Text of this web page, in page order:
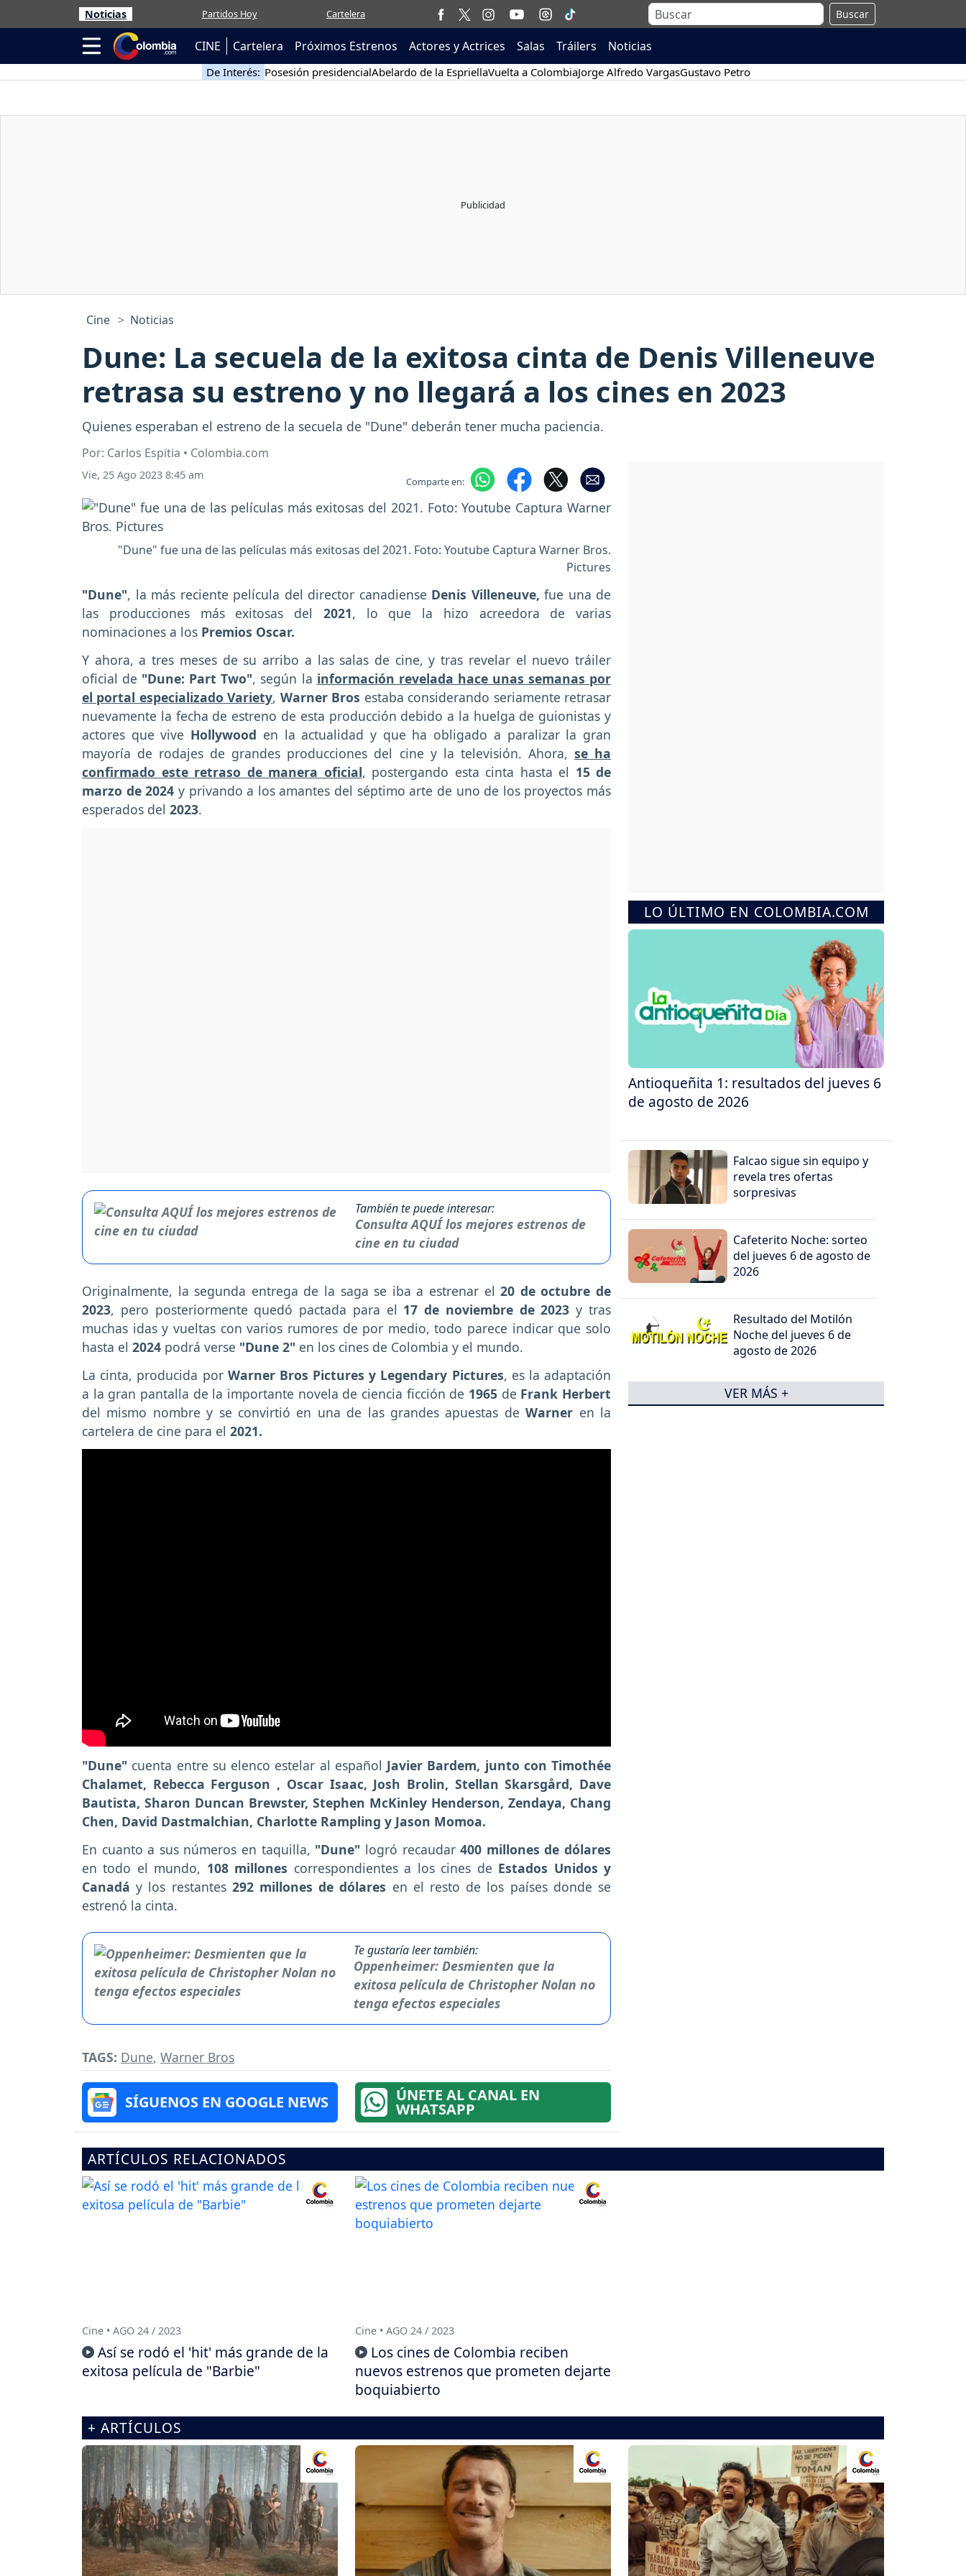
Noticias Partidos Hoy Cartelera Buscar
CINE Cartelera Próximos Estrenos Actores y Actrices Salas Tráilers Noticias
De Interés: Posesión presidencialAbelardo de la EspriellaVuelta a ColombiaJorge Alfredo VargasGustavo Petro
Cine Noticias
Dune: La secuela de la exitosa cinta de Denis Villeneuve
retrasa su estreno y no llegará a los cines en 2023
Quienes esperaban el estreno de la secuela de "Dune" deberán tener mucha paciencia.
Por: Carlos Espitia • Colombia.com
Vie, 25 Ago 2023 8:45 am Comparte en:
"Dune" fue una de las películas más exitosas del 2021. Foto: Youtube Captura Warner Bros.
Pictures
"Dune", la más reciente película del director canadiense Denis Villeneuve, fue una de
las producciones más exitosas del 2021, lo que la hizo acreedora de varias
nominaciones a los Premios Oscar.
Y ahora, a tres meses de su arribo a las salas de cine, y tras revelar el nuevo tráiler
oficial de "Dune: Part Two", según la información revelada hace unas semanas por
el portal especializado Variety, Warner Bros estaba considerando seriamente retrasar
nuevamente la fecha de estreno de esta producción debido a la huelga de guionistas y
actores que vive Hollywood en la actualidad y que ha obligado a paralizar la gran
mayoría de rodajes de grandes producciones del cine y la televisión. Ahora, se ha
confirmado este retraso de manera oficial, postergando esta cinta hasta el 15 de
marzo de 2024 y privando a los amantes del séptimo arte de uno de los proyectos más
esperados del 2023.
También te puede interesar:
Consulta AQUÍ los mejores estrenos de
cine en tu ciudad
Originalmente, la segunda entrega de la saga se iba a estrenar el20 de octubre de
2023, pero posteriormente quedó pactada para el 17 de noviembre de 2023y tras
muchas idas y vueltas con varios rumores de por medio, todo parece indicar que solo
hasta el 2024 podrá verse "Dune 2" en los cines de Colombia y el mundo.
La cinta, producida por Warner Bros Pictures y Legendary Pictures, es la adaptación
a la gran pantalla de la importante novela de ciencia ficción de 1965 de Frank Herbert
del mismo nombre y se convirtió en una de las grandes apuestas deWarner en la
cartelera de cine para el 2021.
"Dune" cuenta entre su elenco estelar al español Javier Bardem, junto con Timothée
Chalamet, Rebecca Ferguson , Oscar Isaac, Josh Brolin, Stellan Skarsgård, Dave
Bautista, Sharon Duncan Brewster, Stephen McKinley Henderson, Zendaya, Chang
Chen, David Dastmalchian, Charlotte Rampling y Jason Momoa.
En cuanto a sus números en taquilla, "Dune" logró recaudar400 millones de dólares
en todo el mundo, 108 millones correspondientes a los cines de Estados Unidos y
Canadáy los restantes 292 millones de dólares en el resto de los países donde se
estrenó la cinta.
Te gustaría leer también:
Oppenheimer: Desmienten que la
exitosa película de Christopher Nolan no
tenga efectos especiales
TAGS: Dune, Warner Bros
SÍGUENOS EN GOOGLE NEWS ÚNETE AL CANAL EN
WHATSAPP
LO ÚLTIMO EN COLOMBIA.COM
Antioqueñita 1: resultados del jueves 6
de agosto de 2026
Falcao sigue sin equipo y
revela tres ofertas
sorpresivas
Cafeterito Noche: sorteo
del jueves 6 de agosto de
2026
Resultado del Motilón
Noche del jueves 6 de
agosto de 2026
VER MÁS +
ARTÍCULOS RELACIONADOS
Cine • AGO 24 / 2023
Así se rodó el 'hit' más grande de la
exitosa película de "Barbie"
Cine • AGO 24 / 2023
Los cines de Colombia reciben
nuevos estrenos que prometen dejarte
boquiabierto
+ ARTÍCULOS